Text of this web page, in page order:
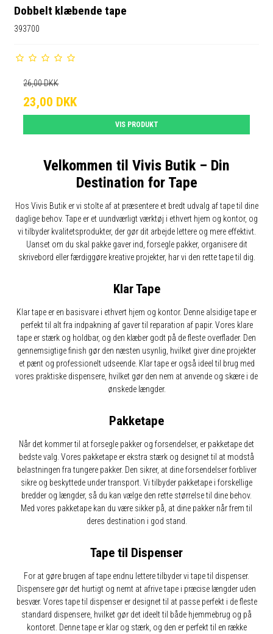
Dobbelt klæbende tape
393700
26,00 DKK
23,00 DKK
VIS PRODUKT
Velkommen til Vivis Butik – Din
Destination for Tape
Hos Vivis Butik er vi stolte af at præsentere et bredt udvalg af tape til dine
daglige behov. Tape er et uundværligt værktøj i ethvert hjem og kontor, og
vi tilbyder kvalitetsprodukter, der gør dit arbejde lettere og mere effektivt.
Uanset om du skal pakke gaver ind, forsegle pakker, organisere dit
skrivebord eller færdiggøre kreative projekter, har vi den rette tape til dig.
Klar Tape
Klar tape er en basisvare i ethvert hjem og kontor. Denne alsidige tape er
perfekt til alt fra indpakning af gaver til reparation af papir. Vores klare
tape er stærk og holdbar, og den klæber godt på de fleste overflader. Den
gennemsigtige finish gør den næsten usynlig, hvilket giver dine projekter
et pænt og professionelt udseende. Klar tape er også ideel til brug med
vores praktiske dispensere, hvilket gør den nem at anvende og skære i de
ønskede længder.
Pakketape
Når det kommer til at forsegle pakker og forsendelser, er pakketape det
bedste valg. Vores pakketape er ekstra stærk og designet til at modstå
belastningen fra tungere pakker. Den sikrer, at dine forsendelser forbliver
sikre og beskyttede under transport. Vi tilbyder pakketape i forskellige
bredder og længder, så du kan vælge den rette størrelse til dine behov.
Med vores pakketape kan du være sikker på, at dine pakker når frem til
deres destination i god stand.
Tape til Dispenser
For at gøre brugen af tape endnu lettere tilbyder vi tape til dispenser.
Dispensere gør det hurtigt og nemt at afrive tape i præcise længder uden
besvær. Vores tape til dispenser er designet til at passe perfekt i de fleste
standard dispensere, hvilket gør det ideelt til både hjemmebrug og på
kontoret. Denne tape er klar og stærk, og den er perfekt til en række